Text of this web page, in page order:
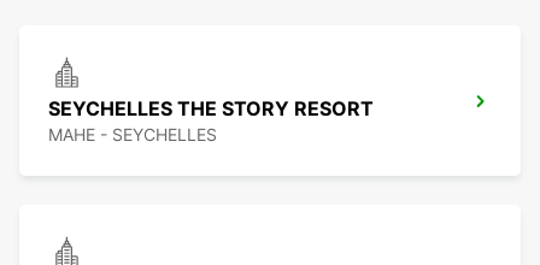
SEYCHELLES THE STORY RESORT
MAHE - SEYCHELLES